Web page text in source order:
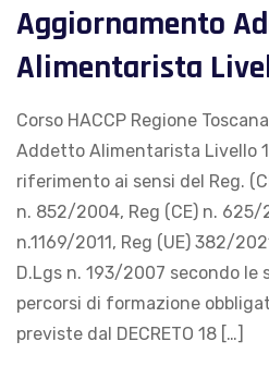
Aggiornamento
Alimentarista
Corso HACCP Regione
Addetto Alimentarista Livello
riferimento ai sensi del Reg.
n. 852/2004, Reg (CE) n. 625/
n.1169/2011, Reg (UE) 382/
D.Lgs n. 193/2007 secondo
percorsi di formazione
previste dal DECRETO 18 […]